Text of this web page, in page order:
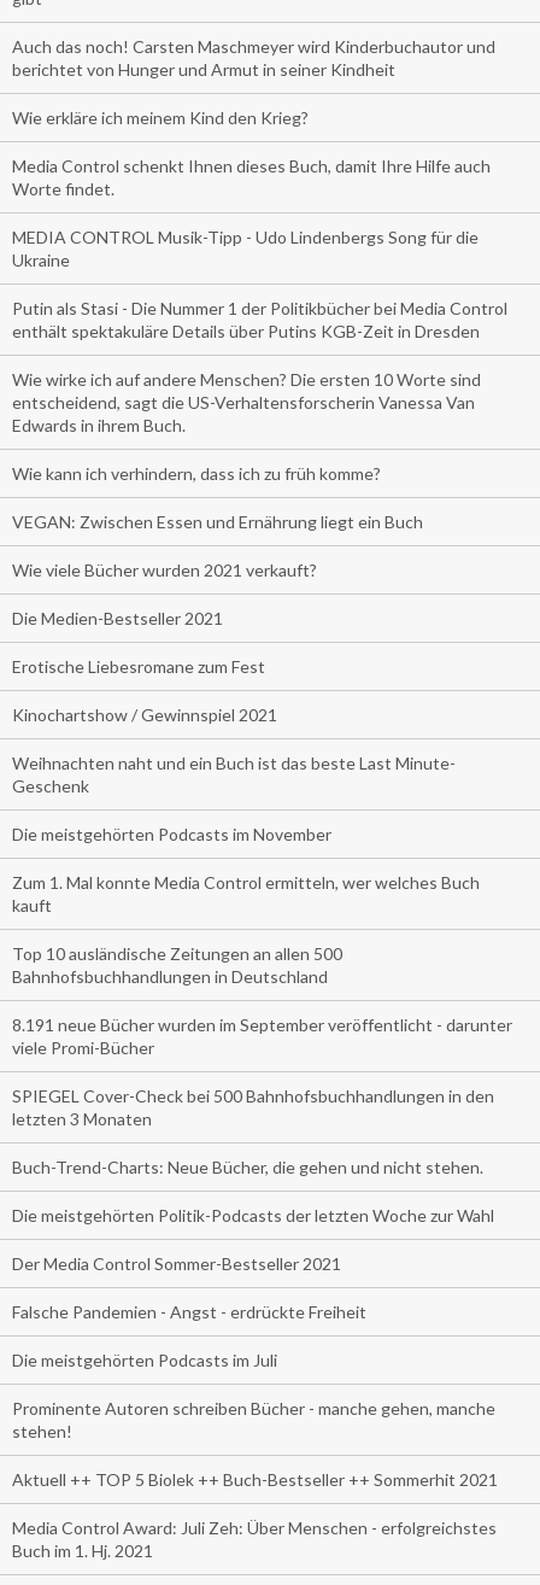
Auch das noch! Carsten Maschmeyer wird Kinderbuchautor und
berichtet von Hunger und Armut in seiner Kindheit
Wie erkläre ich meinem Kind den Krieg?
Media Control schenkt Ihnen dieses Buch, damit Ihre Hilfe auch
Worte findet.
MEDIA CONTROL Musik-Tipp - Udo Lindenbergs Song für die
Ukraine
Putin als Stasi - Die Nummer 1 der Politikbücher bei Media Control
enthält spektakuläre Details über Putins KGB-Zeit in Dresden
Wie wirke ich auf andere Menschen? Die ersten 10 Worte sind
entscheidend, sagt die US-Verhaltensforscherin Vanessa Van
Edwards in ihrem Buch.
Wie kann ich verhindern, dass ich zu früh komme?
VEGAN: Zwischen Essen und Ernährung liegt ein Buch
Wie viele Bücher wurden 2021 verkauft?
Die Medien-Bestseller 2021
Erotische Liebesromane zum Fest
Kinochartshow / Gewinnspiel 2021
Weihnachten naht und ein Buch ist das beste Last Minute-
Geschenk
Die meistgehörten Podcasts im November
Zum 1. Mal konnte Media Control ermitteln, wer welches Buch
kauft
Top 10 ausländische Zeitungen an allen 500
Bahnhofsbuchhandlungen in Deutschland
8.191 neue Bücher wurden im September veröffentlicht - darunter
viele Promi-Bücher
SPIEGEL Cover-Check bei 500 Bahnhofsbuchhandlungen in den
letzten 3 Monaten
Buch-Trend-Charts: Neue Bücher, die gehen und nicht stehen.
Die meistgehörten Politik-Podcasts der letzten Woche zur Wahl
Der Media Control Sommer-Bestseller 2021
Falsche Pandemien - Angst - erdrückte Freiheit
Die meistgehörten Podcasts im Juli
Prominente Autoren schreiben Bücher - manche gehen, manche
stehen!
Aktuell ++ TOP 5 Biolek ++ Buch-Bestseller ++ Sommerhit 2021
Media Control Award: Juli Zeh: Über Menschen - erfolgreichstes
Buch im 1. Hj. 2021